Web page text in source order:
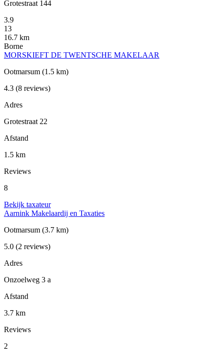
Grotestraat 144
3.9
13
16.7 km
Borne
MORSKIEFT DE TWENTSCHE MAKELAAR
Ootmarsum (1.5 km)
4.3 (8 reviews)
Adres
Grotestraat 22
Afstand
1.5 km
Reviews
8
Bekijk taxateur
Aarnink Makelaardij en Taxaties
Ootmarsum (3.7 km)
5.0 (2 reviews)
Adres
Onzoelweg 3 a
Afstand
3.7 km
Reviews
2